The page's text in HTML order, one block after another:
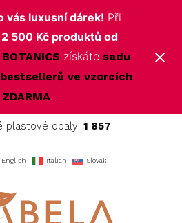
vás luxusní dárek! Při
2 500 Kč produktů od
získáte sadu
ve vzorcích
ZDARMA.
plastové obaly: 1 857
English Italian Slovak